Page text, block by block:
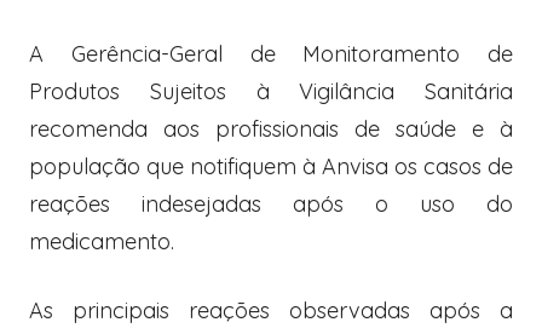
A Gerência-Geral de Monitoramento de
Produtos Sujeitos à Vigilância Sanitária
recomenda aos profissionais de saúde e à
população que notifiquem à Anvisa os casos de
reações indesejadas após o uso do
medicamento.
As principais reações observadas após a